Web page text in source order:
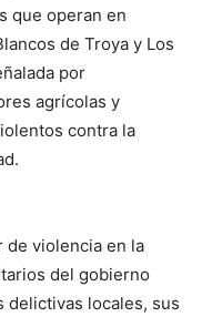
que operan en
de Troya y Los
por
agrícolas y
contra la
de violencia en la
del gobierno
delictivas locales, sus